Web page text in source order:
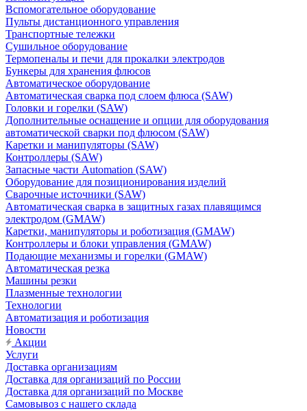
Вспомогательное оборудование
Пульты дистанционного управления
Транспортные тележки
Сушильное оборудование
Термопеналы и печи для прокалки электродов
Бункеры для хранения флюсов
Автоматическое оборудование
Автоматическая сварка под слоем флюса (SAW)
Головки и горелки (SAW)
Дополнительные оснащение и опции для оборудования
автоматической сварки под флюсом (SAW)
Каретки и манипуляторы (SAW)
Контроллеры (SAW)
Запасные части Automation (SAW)
Оборудование для позиционирования изделий
Сварочные источники (SAW)
Автоматическая сварка в защитных газах плавящимся
электродом (GMAW)
Каретки, манипуляторы и роботизация (GMAW)
Контроллеры и блоки управления (GMAW)
Подающие механизмы и горелки (GMAW)
Автоматическая резка
Машины резки
Плазменные технологии
Технологии
Автоматизация и роботизация
Новости
Акции
Услуги
Доставка организациям
Доставка для организаций по России
Доставка для организаций по Москве
Самовывоз с нашего склада